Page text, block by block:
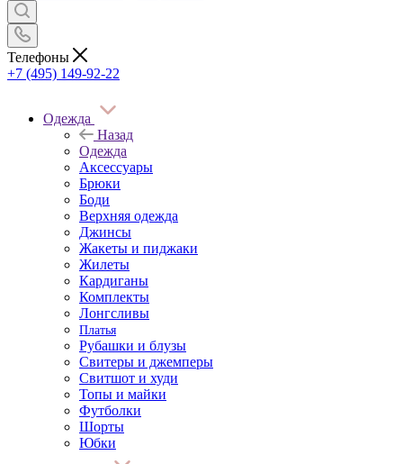
Телефоны
+7 (495) 149-92-22
Одежда
Назад
Одежда
Аксессуары
Брюки
Боди
Верхняя одежда
Джинсы
Жакеты и пиджаки
Жилеты
Кардиганы
Комплекты
Лонгсливы
Платья
Рубашки и блузы
Свитеры и джемперы
Свитшот и худи
Топы и майки
Футболки
Шорты
Юбки